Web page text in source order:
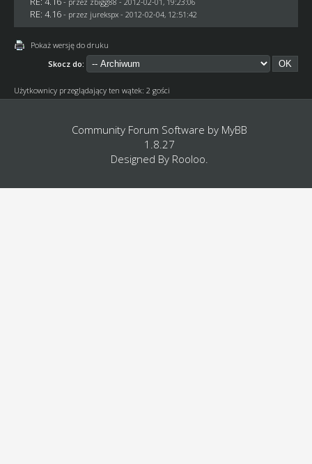
RE: 4.16 - przez jurekspx- 2012-02-04, 12:51:42
Pokaż wersję do druku
Skocz do:
Użytkownicy przeglądający ten wątek: 2 gości
Community Forum Software by MyBB
1.8.27
Designed By Rooloo